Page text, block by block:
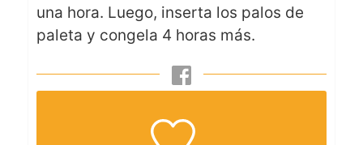
una hora. Luego, inserta los palos de
paleta y congela 4 horas más.